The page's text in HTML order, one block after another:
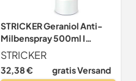
STRICKER Geraniol Anti-
Milbenspray 500ml I
Hausstaubmilbenspray I
Milbenspray I effektives
Spray gegen Milben I Anti-
STRICKER
32,38 € gratis Versand